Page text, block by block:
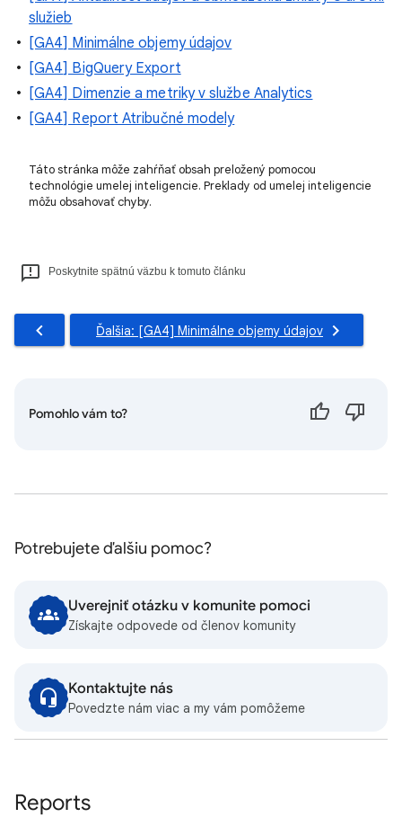
služieb
[GA4] Minimálne objemy údajov
[GA4] BigQuery Export
[GA4] Dimenzie a metriky v službe Analytics
[GA4] Report Atribučné modely
Táto stránka môže zahŕňať obsah preložený pomocou
technológie umelej inteligencie. Preklady od umelej inteligencie
môžu obsahovať chyby.
Poskytnite spätnú väzbu k tomuto článku
Ďalšia: [GA4] Minimálne objemy údajov
Pomohlo vám to?
Potrebujete ďalšiu pomoc?
Uverejniť otázku v komunite pomoci
Získajte odpovede od členov komunity
Kontaktujte nás
Povedzte nám viac a my vám pomôžeme
Reports